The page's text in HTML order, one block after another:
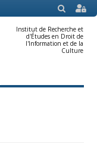
SEARCH
Institut de Recherche et
d'Études en Droit de
l'Information et de la
Culture